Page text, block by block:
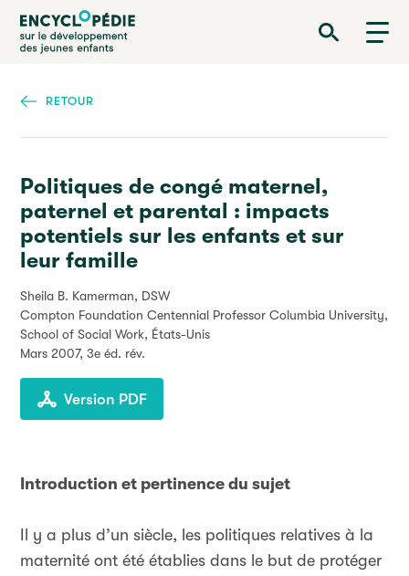
Aller
contenu
Encyclopédie sur le développement des jeunes enfants
RETOUR
Politiques de congé maternel,
paternel et parental : impacts
potentiels sur les enfants et sur
leur famille
Sheila B. Kamerman, DSW
Compton Foundation Centennial Professor Columbia University,
School of Social Work, États-Unis
Mars 2007, 3e éd. rév.
Version PDF
Introduction et pertinence du sujet
Il y a plus d’un siècle, les politiques relatives à la
maternité ont été établies dans le but de protéger